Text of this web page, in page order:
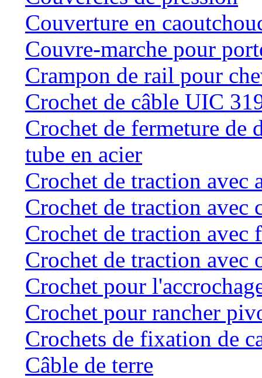
Couverture en
Couvre-marche pour
Crampon de rail pour
Crochet de câble UIC
Crochet de fermeture de
tube en acier
Crochet de traction avec
Crochet de traction avec
Crochet de traction avec
Crochet de traction avec
Crochet pour
Crochet pour rancher
Crochets de fixation de
Câble de terre